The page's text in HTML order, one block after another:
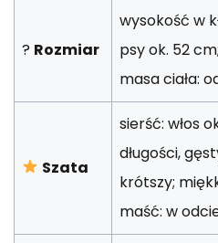
? Rozmiar
wysokość w
psy ok. 52 cm;
masa ciała:
Szata
sierść: włos
długości,
krótszy;
maść: w